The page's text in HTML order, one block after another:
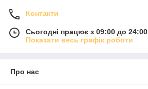
Контакти
Сьогодні працює з 09:00 до 24:00
Показати весь графік роботи
Про нас